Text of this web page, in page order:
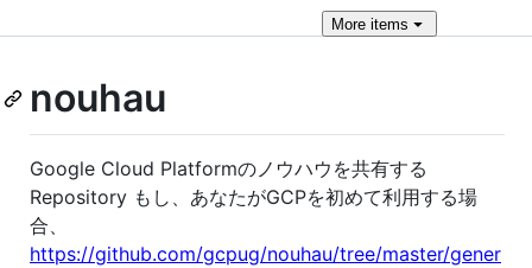
Moreitems
nouhau
Google Cloud Platformのノウハウを共有する
Repository もし、あなたがGCPを初めて利用する場
合、
https://github.com/gcpug/nouhau/tree/master/gener